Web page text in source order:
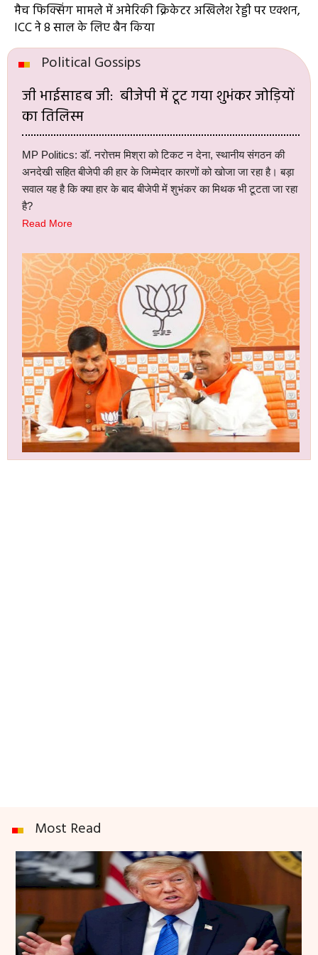
मैच फिक्सिंग मामले में अमेरिकी क्रिकेटर अखिलेश रेड्डी पर एक्शन,
ICC ने 8 साल के लिए बैन किया
Political Gossips
जी भाईसाहब जी: बीजेपी में टूट गया शुभंकर जोड़ियों
का तिलिस्म
MP Politics: डॉ. नरोत्तम मिश्रा को टिकट न देना, स्थानीय संगठन की
अनदेखी सहित बीजेपी की हार के जिम्मेदार कारणों को खोजा जा रहा है। बड़ा
सवाल यह है कि क्या हार के बाद बीजेपी में शुभंकर का मिथक भी टूटता जा रहा
है?
Read More
Most Read